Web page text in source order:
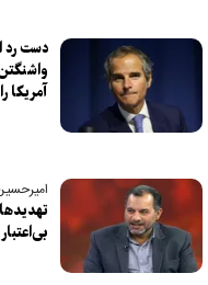
دست رد
آمریکا